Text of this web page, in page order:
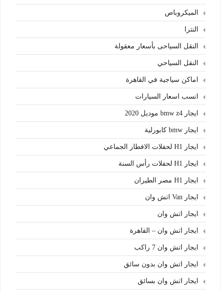
الميكروباص
النترا
النقل السياحى بأسعار معقولة
النقل السياحي
اماكن سياجية في القاهرة
انسب اسعار السيارات
ايجار bmw z4 موديل 2020
ايجار bmw كابورلية
ايجار H1 لحفلات الافطار الجماعي
ايجار H1 لحفلات رأس السنة
ايجار H1 مصر الطيران
ايجار Van اتش وان
ايجار اتش وان
ايجار اتش وان – القاهرة
ايجار اتش وان 7 راكب
ايجار اتش وان بدون سائق
ايجار اتش وان بسائق